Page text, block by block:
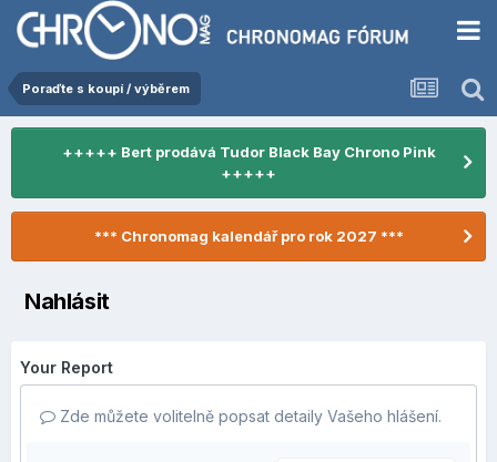
Poraďte s koupí / výběrem
+++++ Bert prodává Tudor Black Bay Chrono Pink
+++++
*** Chronomag kalendář pro rok 2027 ***
Nahlásit
Your Report
Zde můžete volitelně popsat detaily Vašeho hlášení.